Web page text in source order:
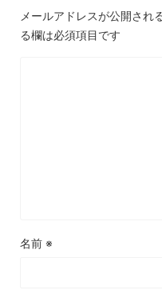
メールアドレスが公開され
る欄は必須項目です
名前 ※